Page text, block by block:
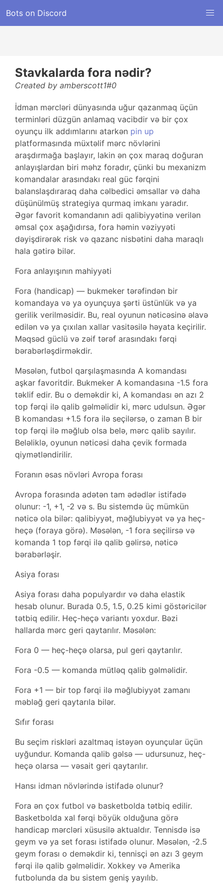
Bots on Discord
Stavkalarda fora nədir?
Created by amberscott1#0
İdman mərcləri dünyasında uğur qazanmaq üçün
terminləri düzgün anlamaq vacibdir və bir çox
oyunçu ilk addımlarını atarkən pin up
platformasında müxtəlif mərc növlərini
araşdırmağa başlayır, lakin ən çox maraq doğuran
anlayışlardan biri məhz foradır, çünki bu mexanizm
komandalar arasındakı real güc fərqini
balanslaşdıraraq daha cəlbedici əmsallar və daha
düşünülmüş strategiya qurmaq imkanı yaradır.
Əgər favorit komandanın adi qalibiyyətinə verilən
əmsal çox aşağıdırsa, fora həmin vəziyyəti
dəyişdirərək risk və qazanc nisbətini daha maraqlı
hala gətirə bilər.
Fora anlayışının mahiyyəti
Fora (handicap) — bukmeker tərəfindən bir
komandaya və ya oyunçuya şərti üstünlük və ya
gerilik verilməsidir. Bu, real oyunun nəticəsinə əlavə
edilən və ya çıxılan xallar vasitəsilə həyata keçirilir.
Məqsəd güclü və zəif tərəf arasındakı fərqi
bərabərləşdirməkdir.
Məsələn, futbol qarşılaşmasında A komandası
aşkar favoritdir. Bukmeker A komandasına -1.5 fora
təklif edir. Bu o deməkdir ki, A komandası ən azı 2
top fərqi ilə qalib gəlməlidir ki, mərc udulsun. Əgər
B komandası +1.5 fora ilə seçilərsə, o zaman B bir
top fərqi ilə məğlub olsa belə, mərc qalib sayılır.
Beləliklə, oyunun nəticəsi daha çevik formada
qiymətləndirilir.
Foranın əsas növləri Avropa forası
Avropa forasında adətən tam ədədlər istifadə
olunur: -1, +1, -2 və s. Bu sistemdə üç mümkün
nəticə ola bilər: qalibiyyət, məğlubiyyət və ya heç-
heçə (foraya görə). Məsələn, -1 fora seçilirsə və
komanda 1 top fərqi ilə qalib gəlirsə, nəticə
bərabərləşir.
Asiya forası
Asiya forası daha populyardır və daha elastik
hesab olunur. Burada 0.5, 1.5, 0.25 kimi göstəricilər
tətbiq edilir. Heç-heçə variantı yoxdur. Bəzi
hallarda mərc geri qaytarılır. Məsələn:
Fora 0 — heç-heçə olarsa, pul geri qaytarılır.
Fora -0.5 — komanda mütləq qalib gəlməlidir.
Fora +1 — bir top fərqi ilə məğlubiyyət zamanı
məbləğ geri qaytarıla bilər.
Sıfır forası
Bu seçim riskləri azaltmaq istəyən oyunçular üçün
uyğundur. Komanda qalib gəlsə — udursunuz, heç-
heçə olarsa — vəsait geri qaytarılır.
Hansı idman növlərində istifadə olunur?
Fora ən çox futbol və basketbolda tətbiq edilir.
Basketbolda xal fərqi böyük olduğuna görə
handicap mərcləri xüsusilə aktualdır. Tennisdə isə
geym və ya set forası istifadə olunur. Məsələn, -2.5
geym forası o deməkdir ki, tennisçi ən azı 3 geym
fərqi ilə qalib gəlməlidir. Xokkey və Amerika
futbolunda da bu sistem geniş yayılıb.